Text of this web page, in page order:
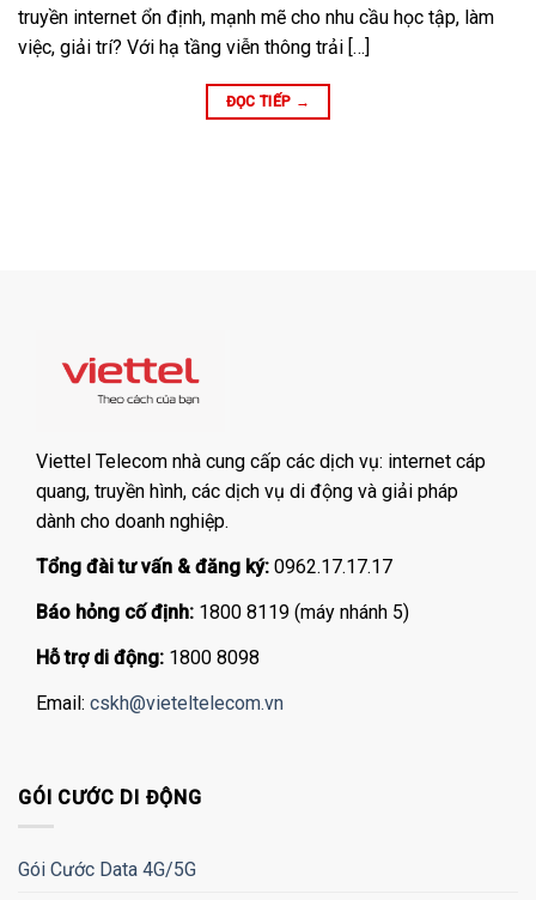
truyền internet ổn định, mạnh mẽ cho nhu cầu học tập, làm
việc, giải trí? Với hạ tầng viễn thông trải […]
ĐỌC TIẾP →
Viettel Telecom nhà cung cấp các dịch vụ: internet cáp
quang, truyền hình, các dịch vụ di động và giải pháp
dành cho doanh nghiệp.
Tổng đài tư vấn & đăng ký: 0962.17.17.17
Báo hỏng cố định: 1800 8119 (máy nhánh 5)
Hỗ trợ di động: 1800 8098
Email: cskh@vieteltelecom.vn
GÓI CƯỚC DI ĐỘNG
Gói Cước Data 4G/5G